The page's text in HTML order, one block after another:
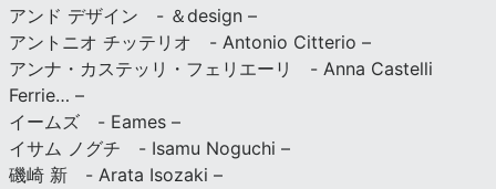
アンド デザイン - ＆design –
アントニオ チッテリオ - Antonio Citterio –
アンナ・カステッリ・フェリエーリ - Anna Castelli
Ferrie… –
イームズ - Eames –
イサム ノグチ - Isamu Noguchi –
磯崎 新 - Arata Isozaki –